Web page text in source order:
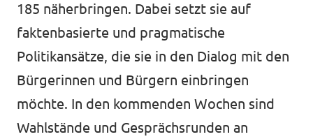
185 näherbringen. Dabei setzt sie auf
faktenbasierte und pragmatische
Politikansätze, die sie in den Dialog mit den
Bürgerinnen und Bürgern einbringen
möchte​. In den kommenden Wochen sind
Wahlstände und Gesprächsrunden an